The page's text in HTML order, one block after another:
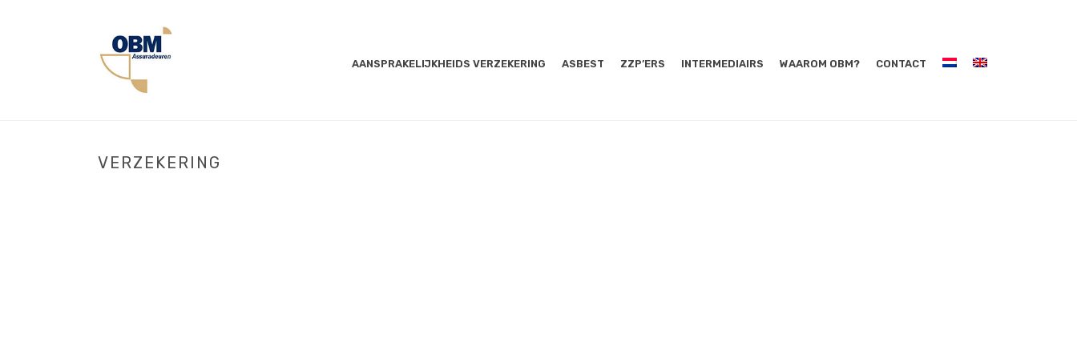
AANSPRAKELIJKHEIDS VERZEKERING ASBEST ZZP’ERS INTERMEDIAIRS WAAROM OBM? CONTACT
VERZEKERING